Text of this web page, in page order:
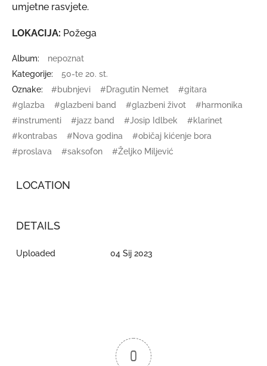
umjetne rasvjete.
LOKACIJA: Požega
Album:
nepoznat
Kategorije:
50-te 20. st.
Oznake:
#bubnjevi #Dragutin Nemet
#gitara
#glazba
#glazbeni band #glazbeni život
#harmonika
#instrumenti
#jazz band #Josip Idlbek
#klarinet
#kontrabas
#Nova godina
#običaj kićenje bora
#proslava
#saksofon #Željko Miljević
LOCATION
DETAILS
Uploaded 04 Sij 2023
0